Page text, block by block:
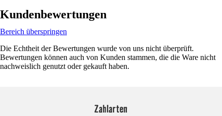
Kundenbewertungen
Bereich überspringen
Die Echtheit der Bewertungen wurde von uns nicht überprüft.
Bewertungen können auch von Kunden stammen, die die Ware nicht
nachweislich genutzt oder gekauft haben.
Zahlarten